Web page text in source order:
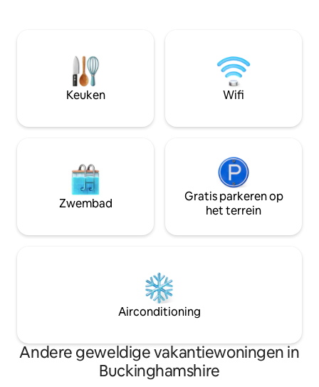
wandelpaden, charmante pubs en
nabijgelegen erfgoedplekken, is dit het
perfecte romantische toevluchtsoord
om te vertragen, opnieuw verbinding te
te creëren.
goed uitgeruste
willen koken. Gemakkelijke toegang tot
de beste
van Oxfordshire.
Keuken Wifi
Zwembad
Gratis parkeren op
het terrein
Airconditioning
Andere geweldige vakantiewoningen in
Buckinghamshire